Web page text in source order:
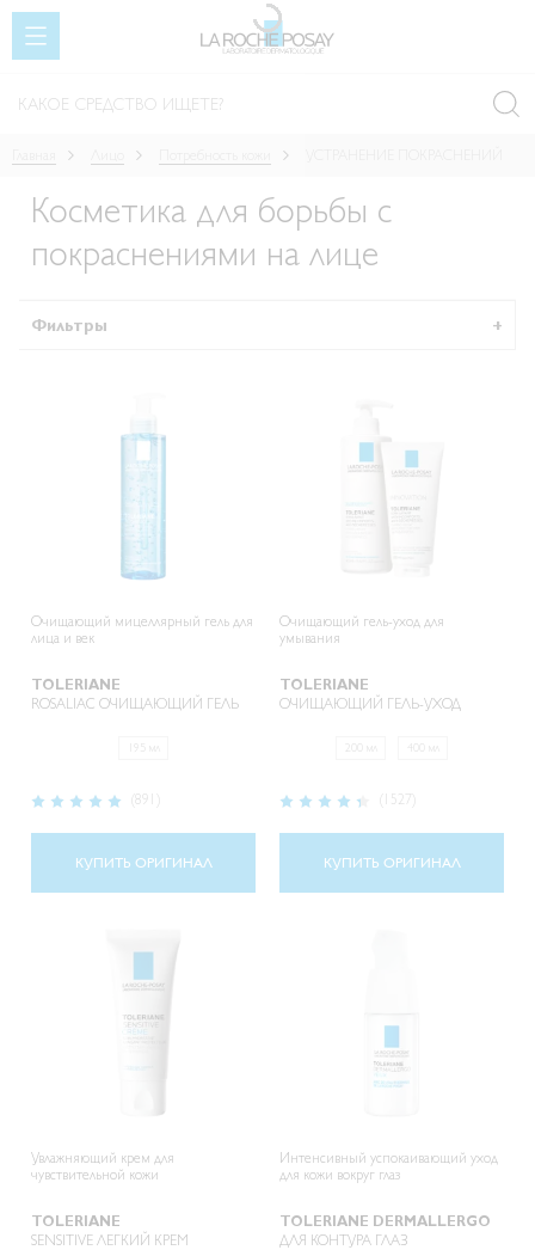
SKIP TO CONTENT
Косметика для борьбы с
покраснениями на лице
Фильтры
Очищающий мицеллярный гель для
лица и век
TOLERIANE
ROSALIAC ОЧИЩАЮЩИЙ ГЕЛЬ
Рейтинг:
(891)
КУПИТЬ ОРИГИНАЛ
Очищающий гель-уход для
умывания
TOLERIANE
ОЧИЩАЮЩИЙ ГЕЛЬ-УХОД
400 мл
Рейтинг:
(1527)
КУПИТЬ ОРИГИНАЛ
Увлажняющий крем для
чувствительной кожи
TOLERIANE
SENSITIVE ЛЕГКИЙ КРЕМ
Интенсивный успокаивающий уход
для кожи вокруг глаз
TOLERIANE DERMALLERGO
ДЛЯ КОНТУРА ГЛАЗ